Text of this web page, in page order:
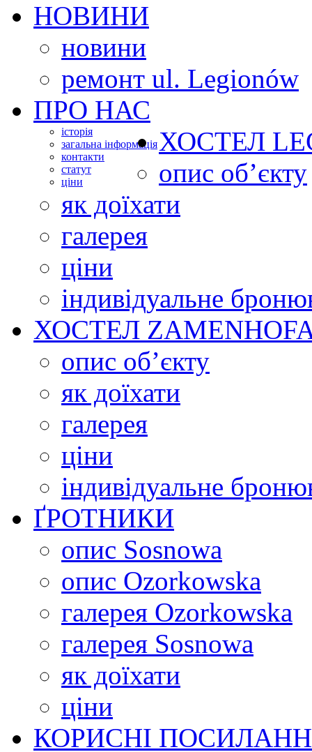
НОВИНИ
новини
ремонт ul. Legionów
ПРО НАС
історія
загальна інформація
контакти
статут
ціни
ХОСТЕЛ
опис об’єкту
як доїхати
галерея
ціни
індивідуальне
ХОСТЕЛ
опис об’єкту
як доїхати
галерея
ціни
індивідуальне
ҐРОТНИКИ
опис Sosnowa
опис Ozorkowska
галерея Ozorkowska
галерея Sosnowa
як доїхати
ціни
КОРИСНІ